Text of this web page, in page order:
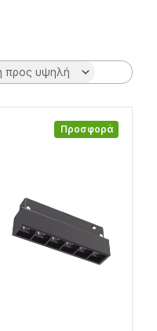
Προσφορά